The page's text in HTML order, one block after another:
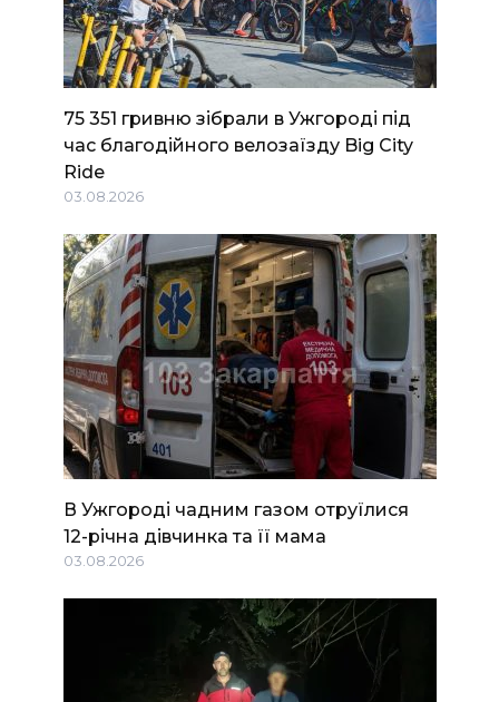
75 351 гривню зібрали в Ужгороді під
час благодійного велозаїзду Big Сity
Ride
03.08.2026
В Ужгороді чадним газом отруїлися
12-річна дівчинка та її мама
03.08.2026